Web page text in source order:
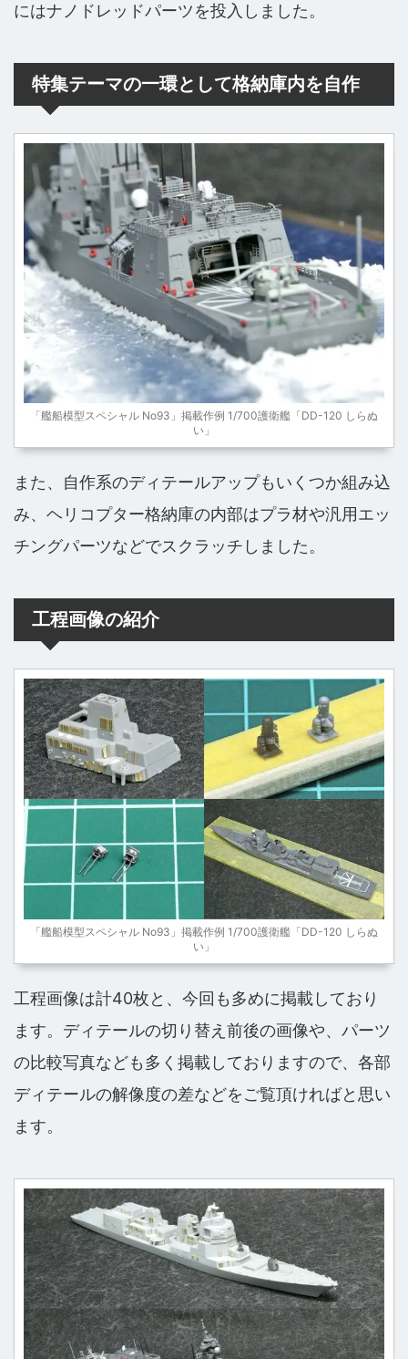
にはナノドレッドパーツを投入しました。
特集テーマの一環として格納庫内を自作
「艦船模型スペシャル No93」掲載作例 1/700護衛艦「DD-120 しらぬ
い」
また、自作系のディテールアップもいくつか組み込
み、ヘリコプター格納庫の内部はプラ材や汎用エッ
チングパーツなどでスクラッチしました。
工程画像の紹介
「艦船模型スペシャル No93」掲載作例 1/700護衛艦「DD-120 しらぬ
い」
工程画像は計40枚と、今回も多めに掲載しており
ます。ディテールの切り替え前後の画像や、パーツ
の比較写真なども多く掲載しておりますので、各部
ディテールの解像度の差などをご覧頂ければと思い
ます。